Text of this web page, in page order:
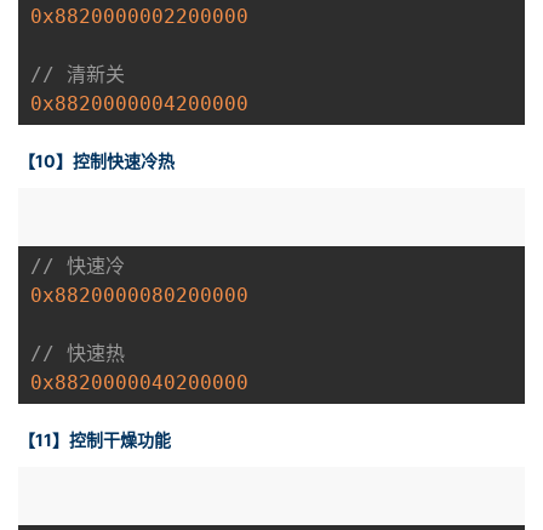
0x8820000002200000
// 清新关
0x8820000004200000
【10】控制快速冷热
// 快速冷
0x8820000080200000
// 快速热
0x8820000040200000
【11】控制干燥功能